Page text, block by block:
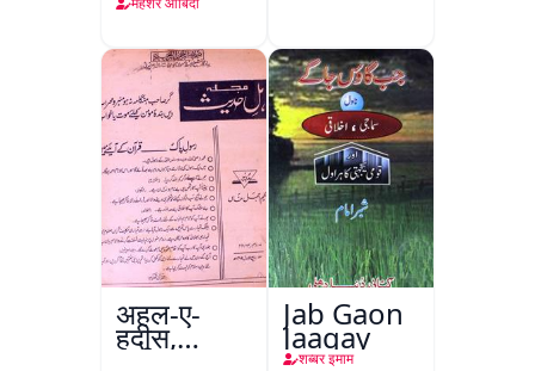
अहल-ए-
हदीस,
फ़रीदाबाद
Jab Gaon
Jaagay
शब्बर इमाम